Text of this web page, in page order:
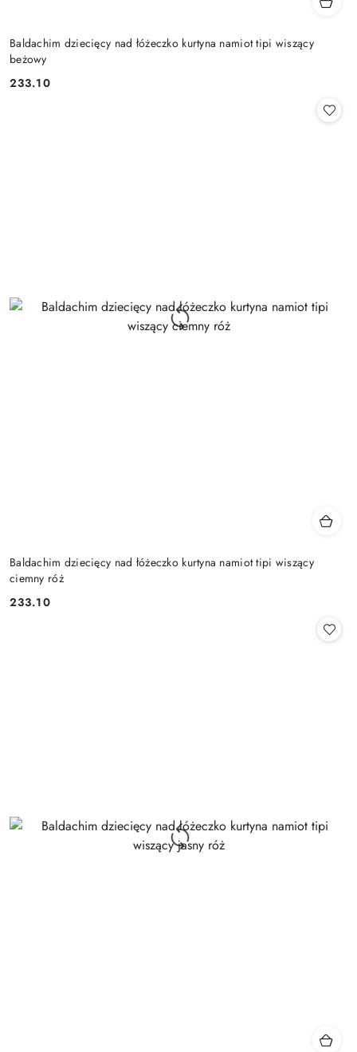
Baldachim dziecięcy nad łóżeczko kurtyna namiot tipi wiszący
beżowy
Cena:
233.10
Baldachim dziecięcy nad łóżeczko kurtyna namiot tipi wiszący
ciemny róż
Cena:
233.10